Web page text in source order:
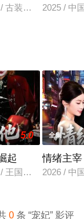
古装仙侠 2025 / 中
5.0
起
王国豪杰＆诗语＆
全集
情绪主
2026 / 中
0 条 “宠妃” 影评